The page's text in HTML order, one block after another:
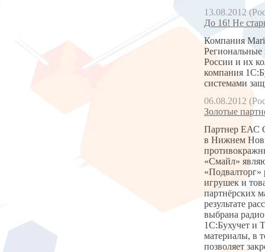
13.08.2012
До 16! Не
Компания
Региональные
России и их
компания
системами
06.08.2012
Золотые
Партнер ЕАС
в Нижнем
«Смайл»
игрушек и
партнёрских
результате
выбрана
1С:Бухучет и
материалы, в
позволяет